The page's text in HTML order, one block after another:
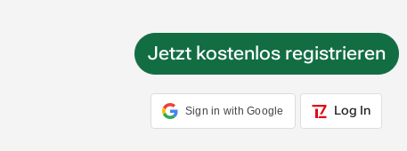
Jetzt kostenlos registrieren
Sign in with Google Log In